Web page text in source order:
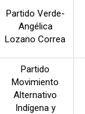
Partido Verde-
Angélica
Lozano Correa
Partido
Movimiento
Alternativo
Indígena y